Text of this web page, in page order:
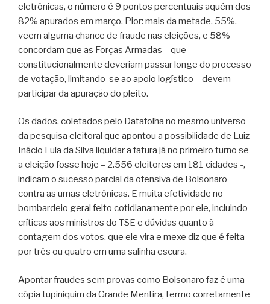
eletrônicas, o número é 9 pontos percentuais aquém dos
82% apurados em março. Pior: mais da metade, 55%,
veem alguma chance de fraude nas eleições, e 58%
concordam que as Forças Armadas – que
constitucionalmente deveriam passar longe do processo
de votação, limitando-se ao apoio logístico – devem
participar da apuração do pleito.
Os dados, coletados pelo Datafolha no mesmo universo
da pesquisa eleitoral que apontou a possibilidade de Luiz
Inácio Lula da Silva liquidar a fatura já no primeiro turno se
a eleição fosse hoje – 2.556 eleitores em 181 cidades -,
indicam o sucesso parcial da ofensiva de Bolsonaro
contra as urnas eletrônicas. E muita efetividade no
bombardeio geral feito cotidianamente por ele, incluindo
críticas aos ministros do TSE e dúvidas quanto à
contagem dos votos, que ele vira e mexe diz que é feita
por três ou quatro em uma salinha escura.
Apontar fraudes sem provas como Bolsonaro faz é uma
cópia tupiniquim da Grande Mentira, termo corretamente